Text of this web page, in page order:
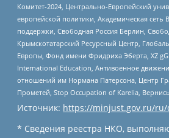
Комитет-2024, Центрально-Европейский
европейской политики, Академическая
поддержки, Свободная Россия Берлин,
Крымскотатарский Ресурсный Центр,
Европы, Фонд имени Фридриха Эберта, XZ
International Education, Антивоенное
отношений им Нормана Патерсона, Центр
Прометей, Stop Occupation of Karelia,
Источник: https://minjust.gov.ru/ru/
* Сведения реестра НКО,